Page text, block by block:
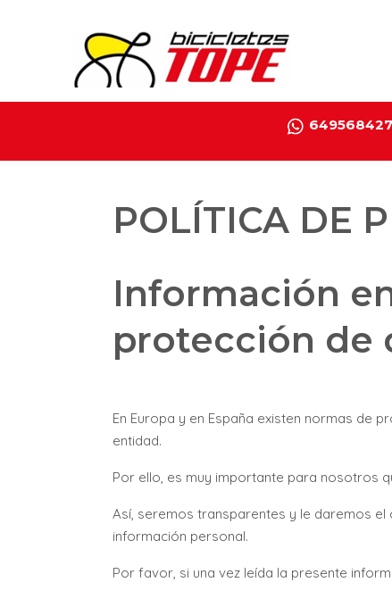
649568427
POLÍTICA DE
Información
protección de
En Europa y en España existen normas de
entidad.
Por ello, es muy importante para nosotros
Así, seremos transparentes y le daremos
información personal.
Por favor, si una vez leída la presente